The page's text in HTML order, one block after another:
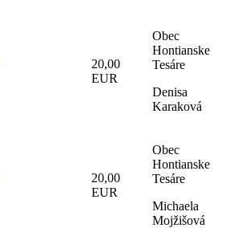
20,00
EUR
Obec
Hontianske
Tesáre
Denisa
Karaková
20,00
EUR
Obec
Hontianske
Tesáre
Michaela
Mojžišová